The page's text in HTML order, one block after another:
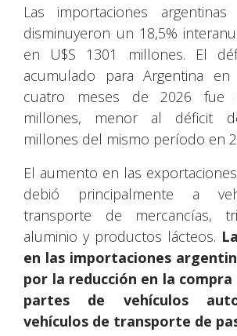
Las importaciones
disminuyeron un 18,5%
en U$S 1301 millones. El
acumulado para Argentina
cuatro meses de 2026 fue
millones, menor al déficit
millones del mismo período en
El aumento en las
debió principalmente a
transporte de mercancías,
aluminio y productos lácteos.
en las importaciones
por la reducción en la compra
partes de vehículos
vehículos de transporte de